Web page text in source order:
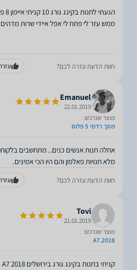
ממש עזר לי פתח לי אפל איידי שרות מדהים
חוות הדעת עזרה לכם?
Emanuel
22.01.2019
מוצר שנרכש:
מסך רדמי 5 פלוס
אחלה חנות אנשים כנים.. מתחשבים
מלא חנויות פאלפון והם היו הכי אמינים.
חוות הדעת עזרה לכם?
Tovi
21.01.2019
מוצר שנרכש:
A7.2018